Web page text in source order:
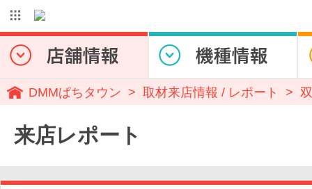
DMMぱちタウン 取材来店情報 / レポート
来店レポート